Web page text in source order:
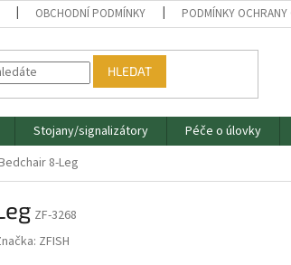
OBCHODNÍ PODMÍNKY PODMÍNKY OCHRANY
HLEDAT
Stojany/signalizátory Péče o úlovky
8-Leg
ZF-3268
ZFISH